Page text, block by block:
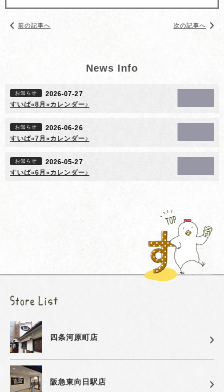
前の記事へ 次の記事へ
News Info
お知らせ
2026-07-27
すいば«8月»カレンダー♪
お知らせ
2026-06-26
すいば«7月»カレンダー♪
お知らせ
2026-05-27
すいば«6月»カレンダー♪
四条河原町店
阪急東向日駅店